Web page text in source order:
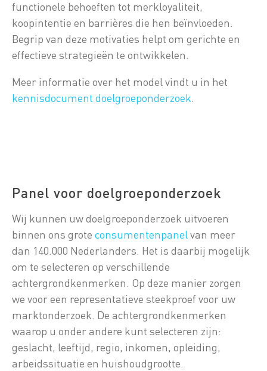
functionele behoeften tot merkloyaliteit,
koopintentie en barrières die hen beïnvloeden.
Begrip van deze motivaties helpt om gerichte en
effectieve strategieën te ontwikkelen.
Meer informatie over het model vindt u in het
kennisdocument doelgroeponderzoek
Panel voor doelgroeponderzoek
Wij kunnen uw doelgroeponderzoek uitvoeren
binnen ons grote consumentenpanelvan meer
dan 140.000 Nederlanders. Het is daarbij mogelijk
om te selecteren op verschillende
achtergrondkenmerken. Op deze manier zorgen
we voor een representatieve steekproef voor uw
marktonderzoek. De achtergrondkenmerken
waarop u onder andere kunt selecteren zijn:
geslacht, leeftijd, regio, inkomen, opleiding,
arbeidssituatie en huishoudgrootte.